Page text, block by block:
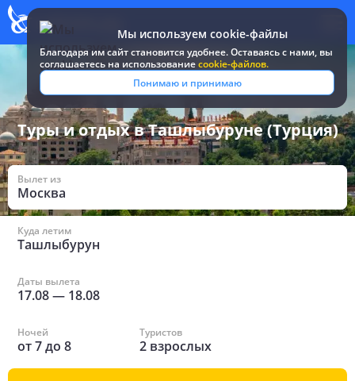
Мы используем cookie-файлы
Благодаря им сайт становится удобнее. Оставаясь c нами, вы
соглашаетесь на использованиеcookie-файлов.
Понимаю и принимаю
Все туры и путевки / Турция / в Ташлыбуруне
Туры и отдых в Ташлыбуруне (Турция)
Вылет из
Москва
Куда летим
Ташлыбурун
Даты вылета
17.08— 18.08
Ночей
от7до 8
Туристов
2 взрослых